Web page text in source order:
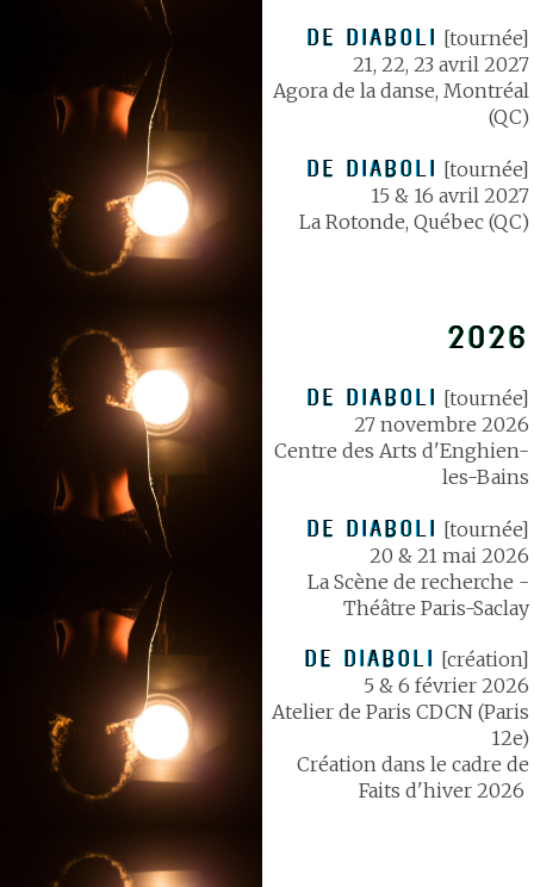
DE DIABOLI
[tournée]
21, 22, 23 avril 2027
Agora de la danse, Montréal
(QC)
DE DIABOLI [tournée]
15 & 16 avril 2027
La Rotonde, Québec (QC)
2026
DE DIABOLI [tournée]
27 novembre 2026
Centre des Arts d'Enghien-
les-Bains
DE DIABOLI [tournée]
20 & 21 mai 2026
La Scène de recherche -
Théâtre Paris-Saclay
DE DIABOLI [création]
5 & 6 février 2026
Atelier de Paris CDCN (Paris
12e)
Création dans le cadre de
Faits d'hiver 2026